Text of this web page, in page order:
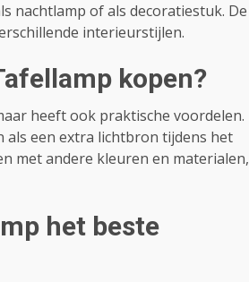
nachtlamp of als decoratiestuk. De
interieurstijlen.
kopen?
heeft ook praktische voordelen.
een extra lichtbron tijdens het
met andere kleuren en materialen,
het beste